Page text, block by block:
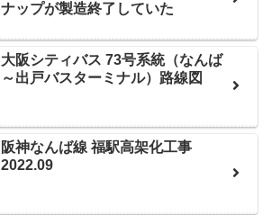
ナップが製造終了していた
大阪シティバス 73号系統（なんば
～出戸バスターミナル）路線図
阪神なんば線 福駅高架化工事
2022.09